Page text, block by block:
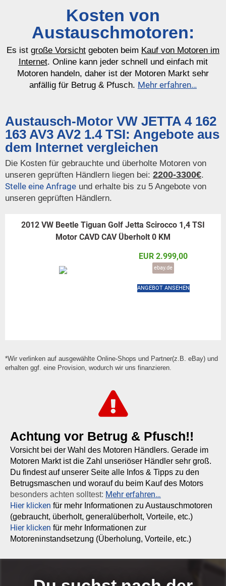
Kosten von
Austauschmotoren:
Es ist große Vorsicht geboten beim Kauf von Motoren im
Internet. Online kann jeder schnell und einfach mit
Motoren handeln, daher ist der Motoren Markt sehr
anfällig für Betrug & Pfusch. Mehr erfahren…
Austausch-Motor VW JETTA 4 162
163 AV3 AV2 1.4 TSI: Angebote aus
dem Internet vergleichen
Die Kosten für gebrauchte und überholte Motoren von
unseren geprüften Händlern liegen bei: 2200-3300€.
Stelle eine Anfrage und erhalte bis zu 5 Angebote von
unseren geprüften Händlern.
2012 VW Beetle Tiguan Golf Jetta Scirocco 1,4 TSI
Motor CAVD CAV Überholt 0 KM
EUR 2.999,00
ebay.de
ANGEBOT ANSEHEN
*Wir verlinken auf ausgewählte Online-Shops und Partner(z.B. eBay) und
erhalten ggf. eine Provision, wodurch wir uns finanzieren.
Achtung vor Betrug & Pfusch!!
Vorsicht bei der Wahl des Motoren Händlers. Gerade im
Motoren Markt ist die Zahl unseriöser Händler sehr groß.
Du findest auf unserer Seite alle Infos & Tipps zu den
Betrugsmaschen und worauf du beim Kauf des Motors
besonders achten solltest: Mehr erfahren…
Hier klicken für mehr Informationen zu Austauschmotoren
(gebraucht, überholt, generalüberholt, Vorteile, etc.)
Hier klicken für mehr Informationen zur
Motoreninstandsetzung (Überholung, Vorteile, etc.)